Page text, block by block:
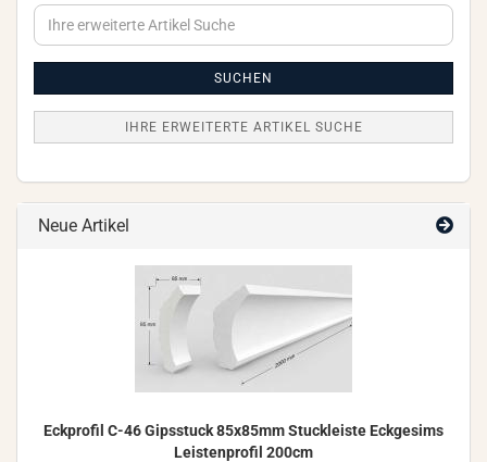
Ihre
erweiterte
SUCHEN
IHRE ERWEITERTE ARTIKEL SUCHE
Neue Artikel
Eck­pro­fil C-46 Gips­stuck 85x85mm Stuck­leis­te Eck­ge­sims
Leis­ten­pro­fil 200cm